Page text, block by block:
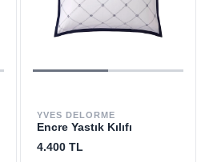
YVES DELORME
Encre Yastık Kılıfı
4.400 TL